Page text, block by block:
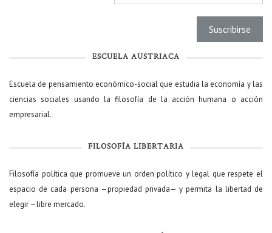
ESCUELA AUSTRIACA
Escuela de pensamiento económico-social que estudia la economía y las
ciencias sociales usando la filosofía de la acción humana o acción
empresarial.
FILOSOFÍA LIBERTARIA
Filosofía política que promueve un orden político y legal que respete el
espacio de cada persona —propiedad privada— y permita la libertad de
elegir —libre mercado.